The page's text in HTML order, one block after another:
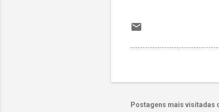
Postagens mais visitadas